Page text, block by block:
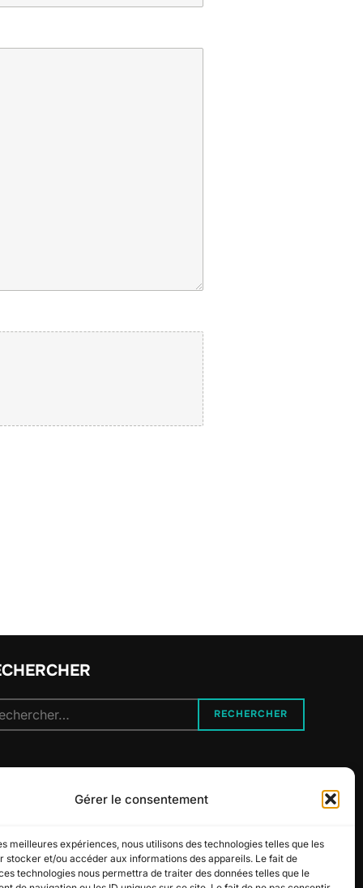
Gérer le consentement
meilleures expériences, nous utilisons des technologies telles que les
stocker et/ou accéder aux informations des appareils. Le fait de
technologies nous permettra de traiter des données telles que le
:
RECHERCHER
NOUS